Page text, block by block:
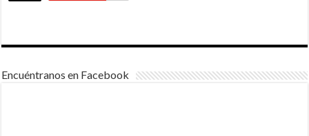
Encuéntranos en Facebook